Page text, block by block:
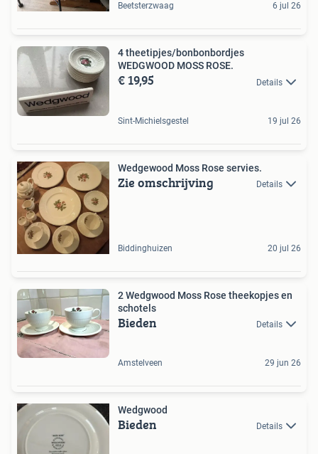
Beetsterzwaag 6 jul 26
4 theetipjes/bonbonbordjes
WEDGWOOD MOSS ROSE.
€ 19,95 Details
Sint-Michielsgestel 19 jul 26
Wedgewood Moss Rose servies.
Zie omschrijving Details
Biddinghuizen 20 jul 26
2 Wedgwood Moss Rose theekopjes en
schotels
Bieden Details
Amstelveen 29 jun 26
Wedgwood
Bieden Details